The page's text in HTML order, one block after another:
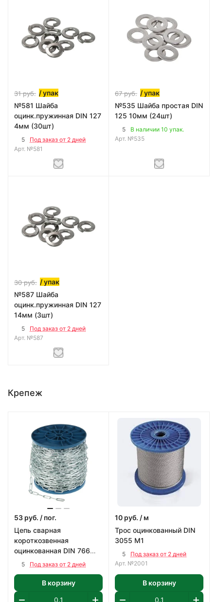
31руб. / упак
№581 Шайба
оцинк.пружинная DIN 127
4мм (30шт)
5
Под заказ от 2 дней
Арт. №581
67руб. / упак
№535 Шайба простая DIN
125 10мм (24шт)
5
В наличии 10 упак.
Арт. №535
30руб. / упак
№587 Шайба
оцинк.пружинная DIN 127
14мм (3шт)
5
Под заказ от 2 дней
Арт. №587
Крепеж
53 руб. / пог.
Цепь сварная
короткозвенная
оцинкованная DIN 766
3мм
5 Под заказ от 2 дней
В корзину
10 руб. / м
Трос оцинкованный DIN
3055 М1
5
Под заказ от 2 дней
Арт. №2001
В корзину